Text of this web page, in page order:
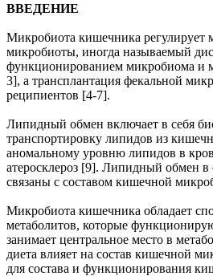
ВВЕДЕНИЕ
Микробиота кишечника регулирует
микробиоты, иногда называемый
функционированием микробиома и
3], а трансплантация фекальной
реципиентов [4-7].
Липидный обмен включает в себя
транспортировку липидов из
аномальному уровню липидов в
атеросклероз [9]. Липидный обмен в
связаны с составом кишечной
Микробиота кишечника обладает
метаболитов, которые
занимает центральное место в
диета влияет на состав кишечной
для состава и функционирования